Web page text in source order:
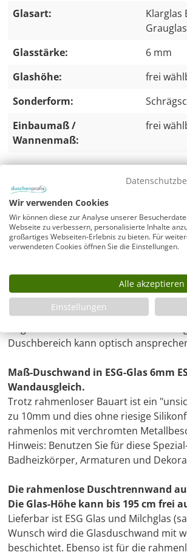
Glasart:
Klarglas
Glasstärke:
6 mm
Glashöhe:
frei
Sonderform:
Einbaumaß /
Wannenmaß:
frei
Duschtrennwand
Rahmenlose Duschtrennwand aus
Montage der Glas Duschwand auf
Hersteller (z.B. Combia, HSK,
einem Mineralguss Duschboard von
Die Glas-Breite der
wählbar.
Damit können die Glas-Maße der
Gegebenheiten Ihres Badezimmers
Duschbereich kann optisch
Maß-Duschwand in ESG-Glas 6mm
Wandausgleich.
Trotz rahmenloser Bauart ist ein
zu 10mm und dies ohne riesige
rahmenlos mit verchromten
Hinweis: Benutzen Sie für diese
Badheizkörper, Armaturen und
Die rahmenlose Duschtrennwand
Die Glas-Höhe kann bis 195 cm frei
Lieferbar ist ESG Glas und Milchglas
Wunsch wird die Glasduschwand mit
beschichtet. Ebenso ist für die
Wir verwenden Cookies
Wir können diese zur Analyse unserer
Webseite zu verbessern, personalisierte Inhalte
großartiges Webseiten-Erlebnis zu bieten. Für
verwendeten Cookies öffnen Sie die Einstellungen.
Alle akzeptieren
Einstellungen